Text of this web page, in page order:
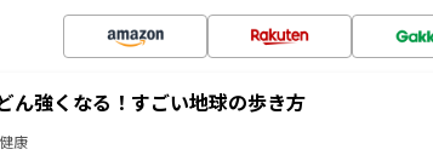
ん強くなる！すごい地球の歩き方
康